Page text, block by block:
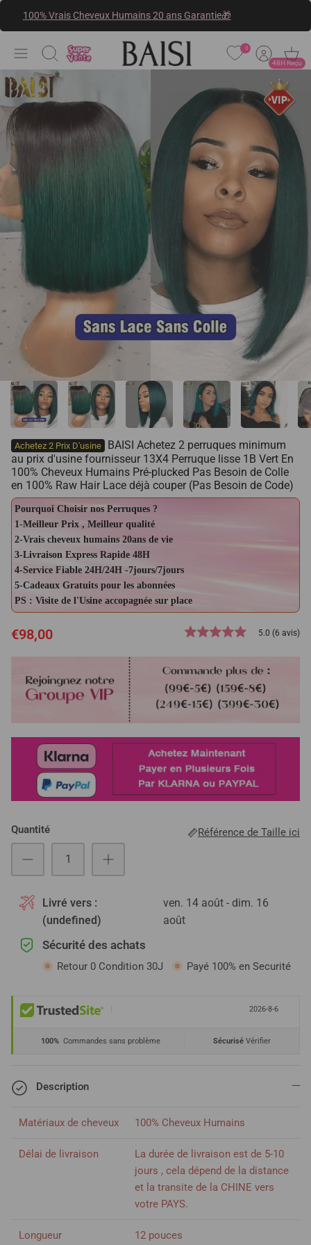
100% Vrais Cheveux Humains 20 ans Garantie🎁
Recherche 48H Reçu
0
Achetez 2 Prix D'usine
BAISI Achetez 2 perruques minimum
au prix d'usine fournisseur 13X4 Perruque lisse 1B Vert En
100% Cheveux Humains Pré-plucked Pas Besoin de Colle
en 100% Raw Hair Lace déjà couper (Pas Besoin de Code)
Pourquoi Choisir nos Perruques ?
1-Meilleur Prix , Meilleur qualité
2-Vrais cheveux humains 20ans de vie
3-Livraison Express Rapide 48H
4-Service Fiable 24H/24H -7jours/7jours
5-Cadeaux Gratuits pour les abonnées
PS : Visite de l'Usine accopagnée sur place
€98,00 5.0 (6 avis)
Quantité Référence de Taille ici
Livré vers :
(undefined)
ven. 14 août - dim. 16
août
Sécurité des achats
Retour 0 Condition 30J Payé 100% en Securité
2026-8-6
100% Commandes sans problème SécuriséVérifier
Description
Matériaux de cheveux 100% Cheveux Humains
Délai de livraison
La durée de livraison est de 5-10
jours , cela dépend de la distance
et la transite de la CHINE vers
votre PAYS.
Longueur 12 pouces